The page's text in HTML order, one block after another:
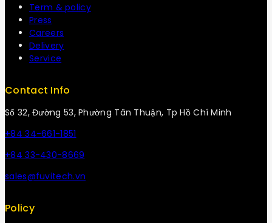
Term & policy
Press
Careers
Delivery
Service
Contact Info
Số 32, Đường 53, Phường Tân Thuận, Tp Hồ Chí Minh
+84 34-661-1851
+84 33-430-8669
sales@fuvitech.vn
Policy